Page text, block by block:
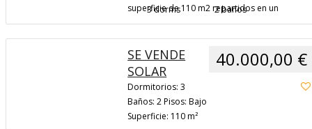
superficie de 110 m2 repartidos en un
salón comedor con salida al patio, cocina
independiente equipada con muebles y
algunos electrodomésticos. Tiene 3
habitaciones y dos baños completos
(uno de ellos dentro de la habitación
principal). Está muy bien comunicada y
cercana a comercios
3 dorms 2 baños
3
SE VENDE
SOLAR
40.000,00 €
Dormitorios: 3
Baños: 2 Pisos: Bajo
Superficie: 110 m²